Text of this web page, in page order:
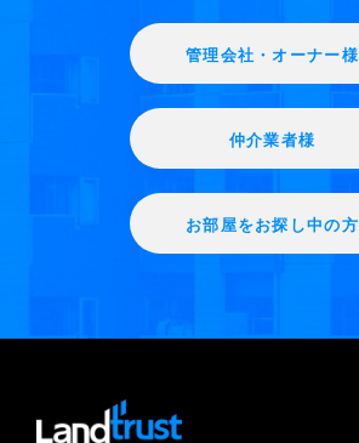
管理会社・オーナー様
仲介業者様
お部屋をお探し中の方